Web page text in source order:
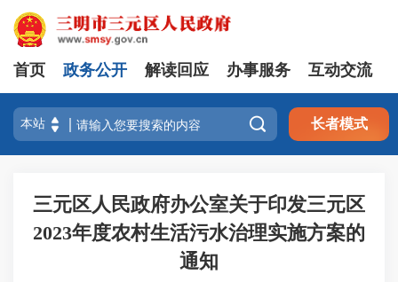
首页 政务公开 解读回应 办事服务 互动交流
 长者模式
三元区人民政府办公室关于印发三元区
2023年度农村生活污水治理实施方案的
通知